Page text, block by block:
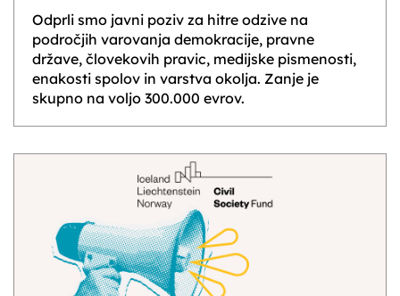
Odprli smo javni poziv za hitre odzive na
področjih varovanja demokracije, pravne
države, človekovih pravic, medijske pismenosti,
enakosti spolov in varstva okolja. Zanje je
skupno na voljo 300.000 evrov.